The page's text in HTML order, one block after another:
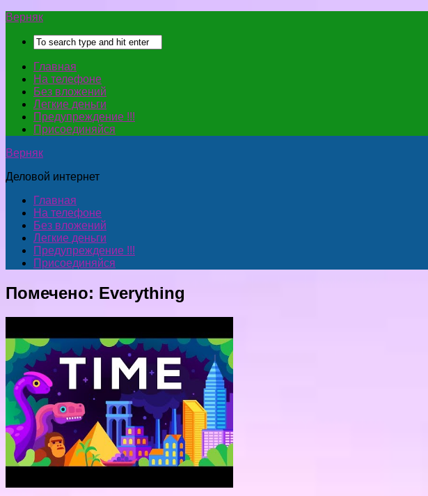
Верняк
Главная
На телефоне
Без вложений
Легкие деньги
Предупреждение !!!
Присоединяйся
Верняк
Деловой интернет
Главная
На телефоне
Без вложений
Легкие деньги
Предупреждение !!!
Присоединяйся
Помечено: Everything